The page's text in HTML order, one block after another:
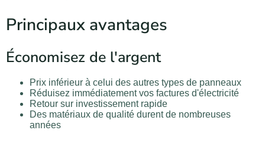
Principaux avantages
Économisez de l'argent
Prix inférieur à celui des autres types de panneaux
Réduisez immédiatement vos factures d'électricité
Retour sur investissement rapide
Des matériaux de qualité durent de nombreuses
années